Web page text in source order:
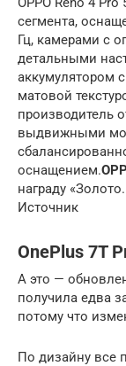
сегмента,
Гц, камерами с
детальными
аккумулятором
матовой
производитель
выдвижными
оснащением.
награду
Источник
OnePlus 7T
А это —
получила едва
потому что
По дизайну все